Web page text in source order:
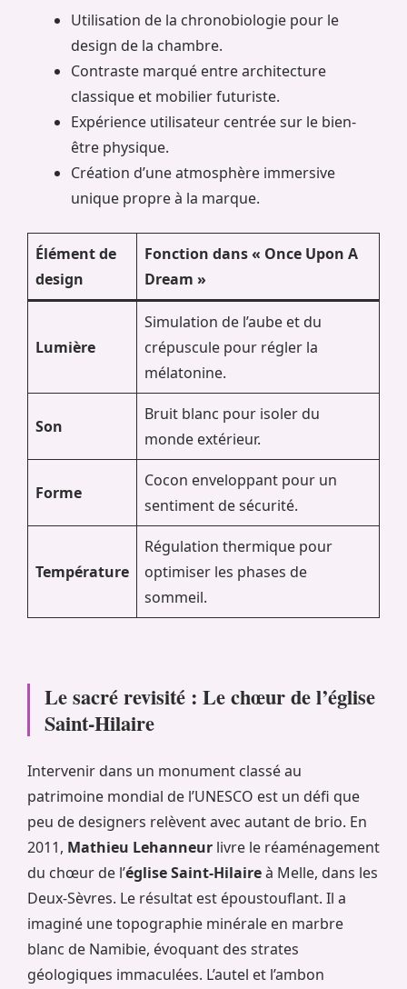
Utilisation de la chronobiologie pour le
design de la chambre.
Contraste marqué entre architecture
classique et mobilier futuriste.
Expérience utilisateur centrée sur le bien-
être physique.
Création d’une atmosphère immersive
unique propre à la marque.
Élément de
design
Fonction dans « Once Upon A
Dream »
Lumière
Simulation de l’aube et du
crépuscule pour régler la
mélatonine.
Son
Bruit blanc pour isoler du
monde extérieur.
Forme
Cocon enveloppant pour un
sentiment de sécurité.
Température
Régulation thermique pour
optimiser les phases de
sommeil.
Le sacré revisité : Le chœur de l’église
Saint-Hilaire
Intervenir dans un monument classé au
patrimoine mondial de l’UNESCO est un défi que
peu de designers relèvent avec autant de brio. En
2011, Mathieu Lehanneur livre le réaménagement
du chœur de l’église Saint-Hilaireà Melle, dans les
Deux-Sèvres. Le résultat est époustouflant. Il a
imaginé une topographie minérale en marbre
blanc de Namibie, évoquant des strates
géologiques immaculées. L’autel et l’ambon